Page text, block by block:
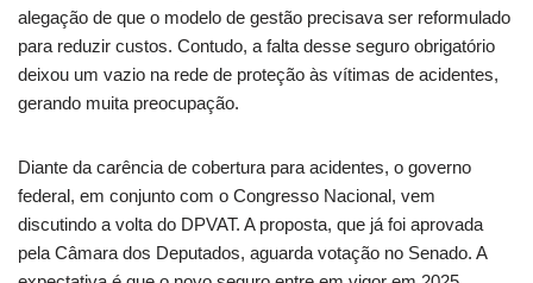
alegação de que o modelo de gestão precisava ser reformulado
para reduzir custos. Contudo, a falta desse seguro obrigatório
deixou um vazio na rede de proteção às vítimas de acidentes,
gerando muita preocupação.
Diante da carência de cobertura para acidentes, o governo
federal, em conjunto com o Congresso Nacional, vem
discutindo a volta do DPVAT. A proposta, que já foi aprovada
pela Câmara dos Deputados, aguarda votação no Senado. A